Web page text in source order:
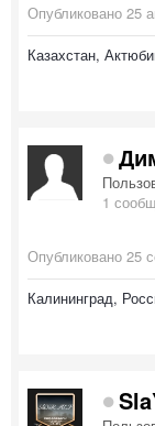
Опубликовано 25
Казахстан,
1
Опубликовано 25
Калининград,